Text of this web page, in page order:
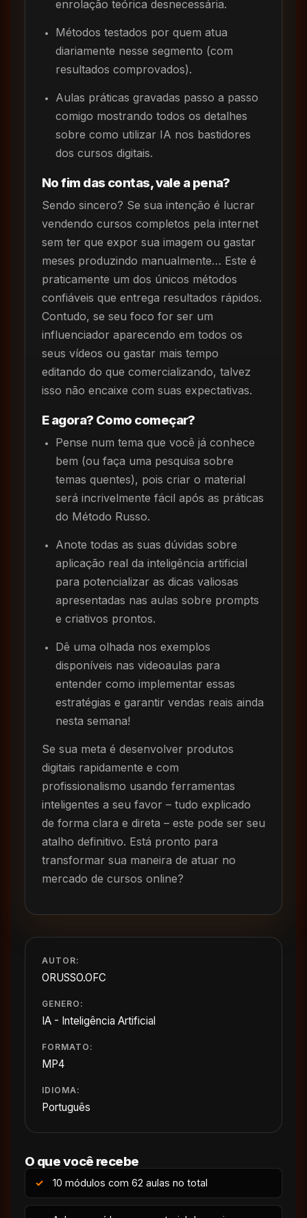
enrolação teórica desnecessária.
Métodos testados por quem atua
diariamente nesse segmento (com
resultados comprovados).
Aulas práticas gravadas passo a passo
comigo mostrando todos os detalhes
sobre como utilizar IA nos bastidores
dos cursos digitais.
No fim das contas, vale a pena?
Sendo sincero? Se sua intenção é lucrar
vendendo cursos completos pela internet
sem ter que expor sua imagem ou gastar
meses produzindo manualmente… Este é
praticamente um dos únicos métodos
confiáveis que entrega resultados rápidos.
Contudo, se seu foco for ser um
influenciador aparecendo em todos os
seus vídeos ou gastar mais tempo
editando do que comercializando, talvez
isso não encaixe com suas expectativas.
E agora? Como começar?
Pense num tema que você já conhece
bem (ou faça uma pesquisa sobre
temas quentes), pois criar o material
será incrivelmente fácil após as práticas
do Método Russo.
Anote todas as suas dúvidas sobre
aplicação real da inteligência artificial
para potencializar as dicas valiosas
apresentadas nas aulas sobre prompts
e criativos prontos.
Dê uma olhada nos exemplos
disponíveis nas videoaulas para
entender como implementar essas
estratégias e garantir vendas reais ainda
nesta semana!
Se sua meta é desenvolver produtos
digitais rapidamente e com
profissionalismo usando ferramentas
inteligentes a seu favor – tudo explicado
de forma clara e direta – este pode ser seu
atalho definitivo. Está pronto para
transformar sua maneira de atuar no
mercado de cursos online?
AUTOR:
ORUSSO.OFC
GENERO:
IA - Inteligência Artificial
FORMATO:
MP4
IDIOMA:
Português
O que você recebe
10 módulos com 62 aulas no total